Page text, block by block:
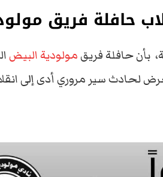
حافلة فريق
بأن حافلة فريقمولودية البيض
لحادث سير مروري أدى إلى